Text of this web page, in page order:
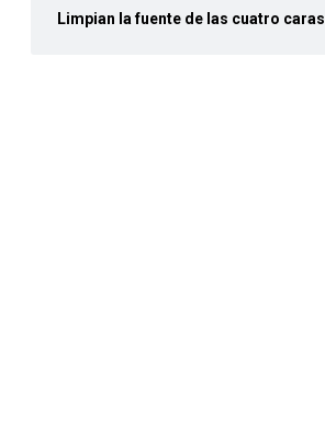
Limpian la fuente de las cuatro caras